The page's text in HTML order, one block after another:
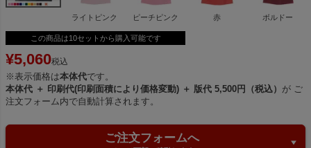
ライトピンク ピーチピンク 赤 ボルドー
この商品は10セットから購入可能です
¥5,060税込
※表示価格は本体代です。
本体代 ＋ 印刷代(印刷面積により価格変動) ＋ 版代 5,500円（税込） が ご
注文フォーム内で自動計算されます。
ご注文フォームへ